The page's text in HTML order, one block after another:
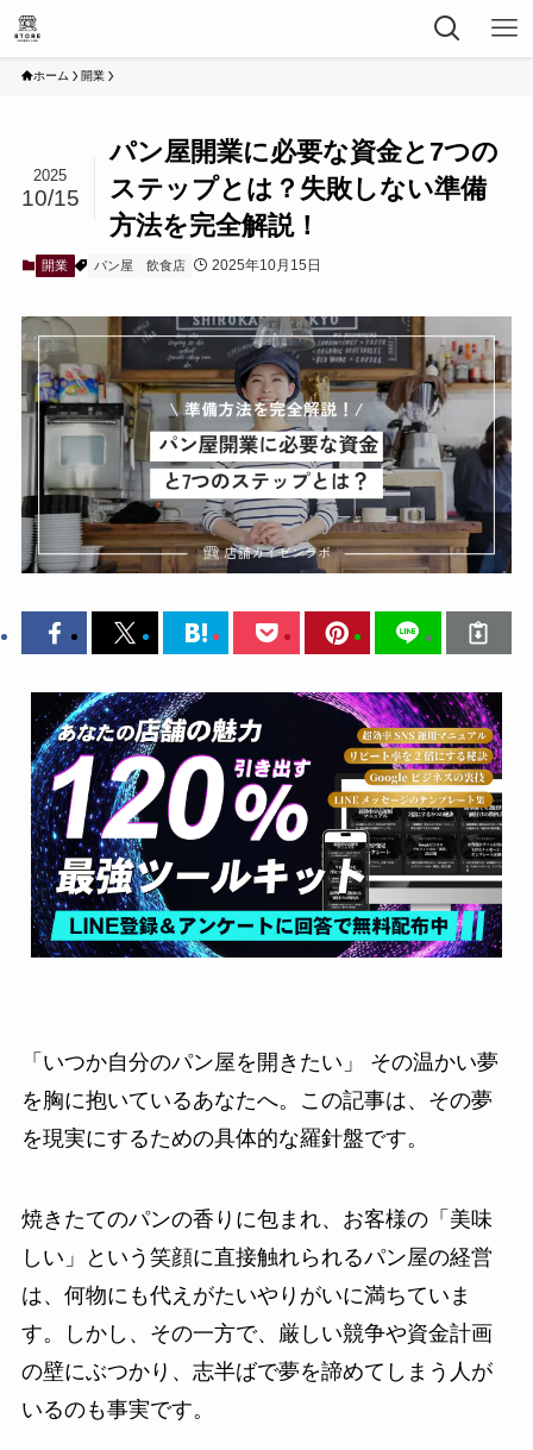
ホーム 開業
パン屋開業に必要な資金と7つの
ステップとは？失敗しない準備
方法を完全解説！
2025
10/15
開業 パン屋 飲食店 2025年10月15日
「いつか自分のパン屋を開きたい」 その温かい夢
を胸に抱いているあなたへ。この記事は、その夢
を現実にするための具体的な羅針盤です。
焼きたてのパンの香りに包まれ、お客様の「美味
しい」という笑顔に直接触れられるパン屋の経営
は、何物にも代えがたいやりがいに満ちていま
す。しかし、その一方で、厳しい競争や資金計画
の壁にぶつかり、志半ばで夢を諦めてしまう人が
いるのも事実です。